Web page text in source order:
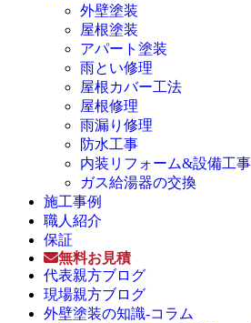
外壁塗装
屋根塗装
アパート塗装
雨とい修理
屋根カバー工法
屋根修理
雨漏り修理
防水工事
内装リフォーム&設備工事
ガス給湯器の交換
施工事例
職人紹介
保証
無料お見積
代表親方ブログ
現場親方ブログ
外壁塗装の知識-コラム